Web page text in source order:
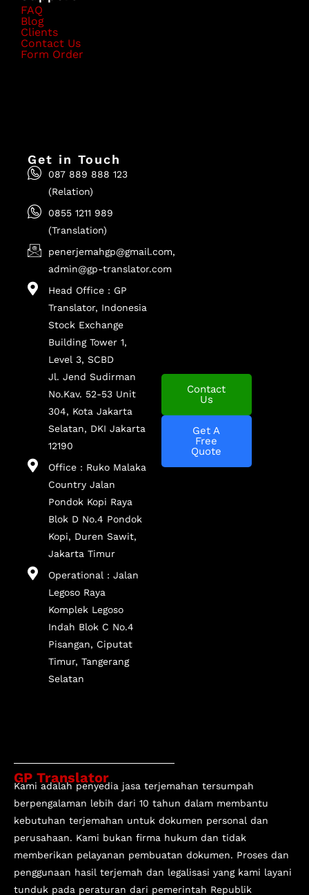
FAQ
Blog
Clients
Contact Us
Form Order
Get in Touch
087 889 888 123
(Relation)
0855 1211 989
(Translation)
penerjemahgp@gmail.com,
admin@gp-translator.com
Head Office : GP
Translator, Indonesia
Stock Exchange
Building Tower 1,
Level 3, SCBD
Jl. Jend Sudirman
No.Kav. 52-53 Unit
304, Kota Jakarta
Selatan, DKI Jakarta
12190
Office : Ruko Malaka
Country Jalan
Pondok Kopi Raya
Blok D No.4 Pondok
Kopi, Duren Sawit,
Jakarta Timur
Operational : Jalan
Legoso Raya
Komplek Legoso
Indah Blok C No.4
Pisangan, Ciputat
Timur, Tangerang
Selatan
Contact
Us
Get A
Free
Quote
GP Translator
Kami adalah penyedia jasa terjemahan tersumpah
berpengalaman lebih dari 10 tahun dalam membantu
kebutuhan terjemahan untuk dokumen personal dan
perusahaan. Kami bukan firma hukum dan tidak
memberikan pelayanan pembuatan dokumen. Proses dan
penggunaan hasil terjemah dan legalisasi yang kami layani
tunduk pada peraturan dari pemerintah Republik